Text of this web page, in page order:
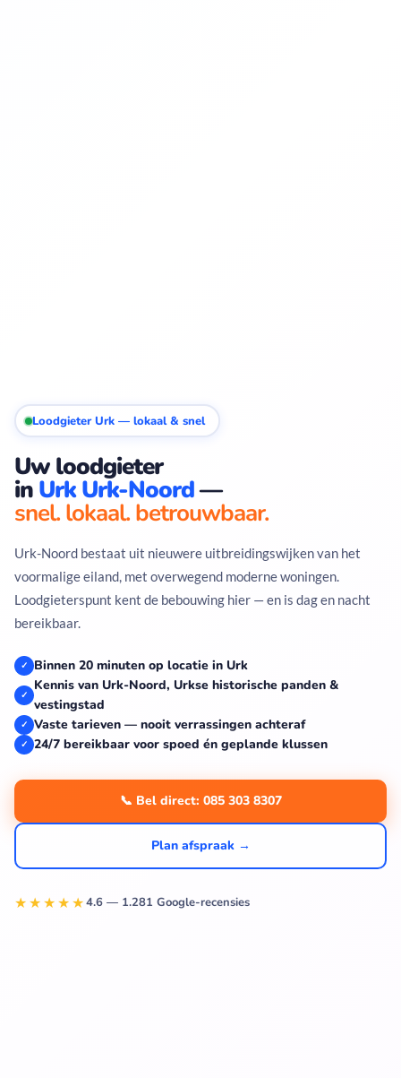
Loodgieter Urk — lokaal & snel
Uw loodgieter
in Urk Urk-Noord—
snel. lokaal. betrouwbaar.
Urk-Noord bestaat uit nieuwere uitbreidingswijken van het
voormalige eiland, met overwegend moderne woningen.
Loodgieterspunt kent de bebouwing hier — en is dag en nacht
bereikbaar.
✓ Binnen 20 minuten op locatie in Urk
✓
Kennis van Urk-Noord, Urkse historische panden &
vestingstad
✓ Vaste tarieven — nooit verrassingen achteraf
✓ 24/7 bereikbaar voor spoed én geplande klussen
📞 Bel direct: 085 303 8307
Plan afspraak →
★★★★★4.6 — 1.281 Google-recensies